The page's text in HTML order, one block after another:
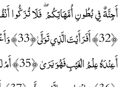
أَجِنَّةٌ فِي بُطُونِ أُمَّهَاتِكُمْ ۖ فَلَا تُزَكُّوا
أَعِنْدَهُ